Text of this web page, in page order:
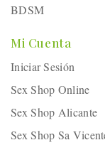
BDSM
Mi Cuenta
Iniciar Sesión
Sex Shop Online
Sex Shop Alicante
Sex Shop Sa